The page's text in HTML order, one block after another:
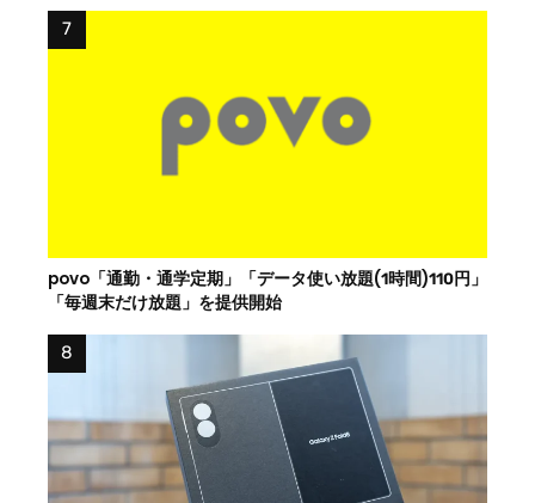
povo「通勤・通学定期」「データ使い放題(1時間)110円」
「毎週末だけ放題」を提供開始